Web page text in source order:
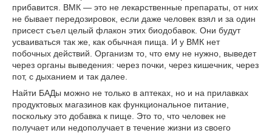
прибавится. ВМК — это не лекарственные препараты, от них
не бывает передозировок, если даже человек взял и за один
присест съел целый флакон этих биодобавок. Они будут
усваиваться так же, как обычная пища. И у ВМК нет
побочных действий. Организм то, что ему не нужно, выведет
через органы выведения: через почки, через кишечник, через
пот, с дыханием и так далее.
Найти БАДы можно не только в аптеках, но и на прилавках
продуктовых магазинов как функциональное питание,
поскольку это добавка к пище. Это то, что человек не
получает или недополучает в течение жизни из своего